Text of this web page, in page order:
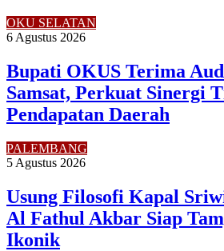
OKU SELATAN
6 Agustus 2026
Bupati OKUS Terima
Samsat, Perkuat Sinergi
Pendapatan Daerah
PALEMBANG
5 Agustus 2026
Usung Filosofi Kapal
Al Fathul Akbar Siap
Ikonik